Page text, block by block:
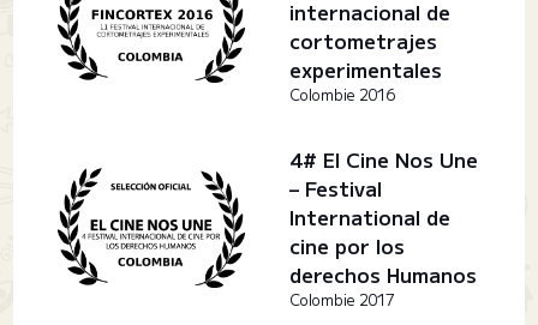
internacional de
cortometrajes
experimentales
Colombie 2016
4# El Cine Nos Une
– Festival
International de
cine por los
derechos Humanos
Colombie 2017